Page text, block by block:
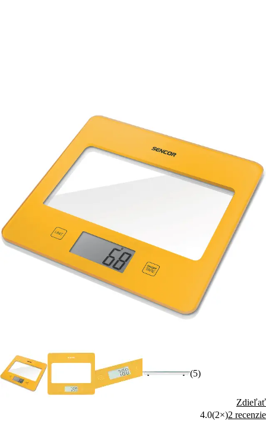
(5)
Zdieľať
4.0(2×)2 recenzie